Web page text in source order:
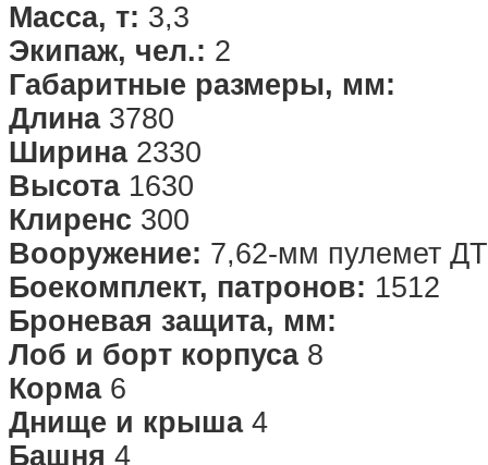
Масса, т: 3,3
Экипаж, чел.: 2
Габаритные размеры, мм:
Длина3780
Ширина2330
Высота1630
Клиренс 300
Вооружение: 7,62-мм пулемет ДТ
Боекомплект, патронов: 1512
Броневая защита, мм:
Лоб и борт корпуса8
Корма6
Днище и крыша4
Башня 4